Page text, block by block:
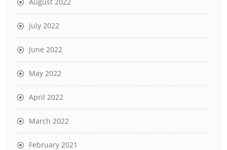
July 2022
June 2022
May 2022
April 2022
March 2022
February 2021